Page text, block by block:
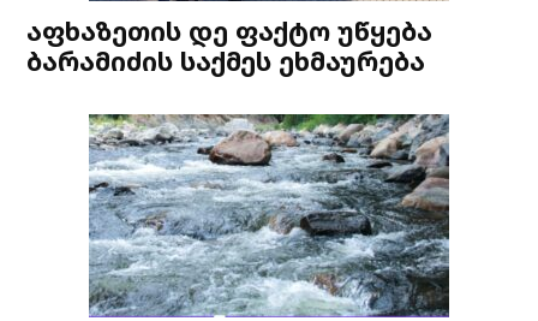
აფხაზეთის დე ფაქტო უწყება
ბარამიძის საქმეს ეხმაურება